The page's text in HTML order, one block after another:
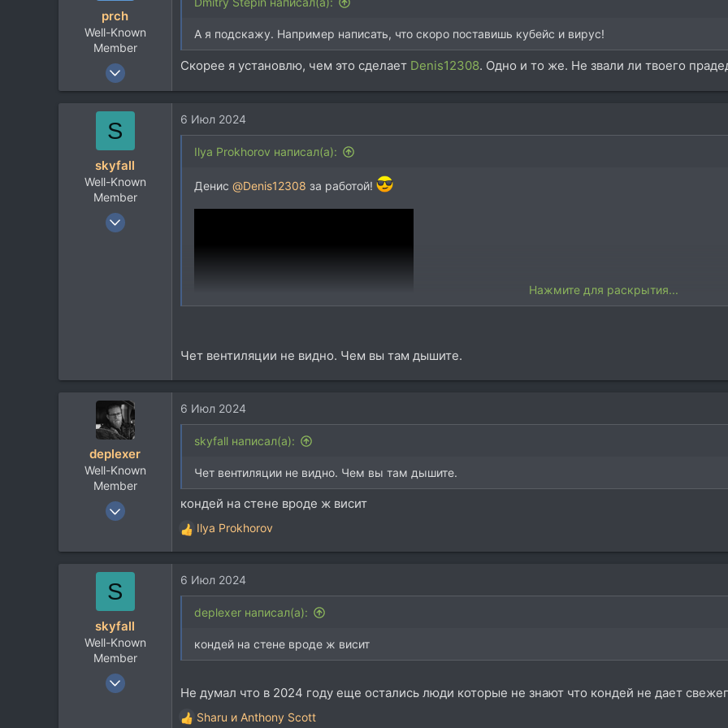
prch
Well-Known
Member
7 Янв 2022
1.359
А я подскажу. Например написать, что скоро поставишь кубейс и вирус!
Скорее я установлю, чем это сделает Denis12308. Одно и то же. Не звали ли твоего
S
skyfall
Well-Known
Member
26 Фев 2013
6 Июл 2024
Ilya Prokhorov написал(а):
Денис @Denis12308 за работой!
Нажмите для раскрытия...
Чет вентиляции не видно. Чем вы там дышите.
deplexer
Well-Known
Member
9 Янв 2012
113
6 Июл 2024
skyfall написал(а):
Чет вентиляции не видно. Чем вы там дышите.
кондей на стене вроде ж висит
Р
е
к
ц
Ilya Prokhorov
S
skyfall
Well-Known
Member
26 Фев 2013
6 Июл 2024
deplexer написал(а):
кондей на стене вроде ж висит
Не думал что в 2024 году еще остались люди которые не знают что кондей не дает
Р Sharu и Anthony Scott